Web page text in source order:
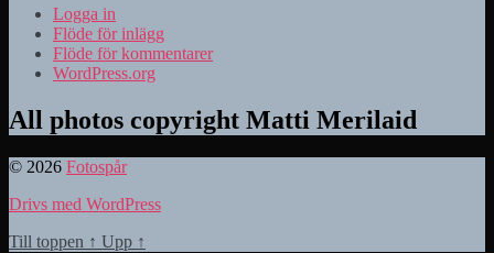
Logga in
Flöde för inlägg
Flöde för kommentarer
WordPress.org
All photos copyright Matti Merilaid
© 2026 Fotospår
Drivs med WordPress
Till toppen ↑ Upp ↑